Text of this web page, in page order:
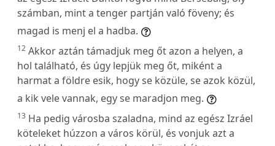
számban, mint a tenger partján való föveny; és
magad is menj el a hadba.
12 Akkor aztán támadjuk meg őt azon a helyen, a
hol található, és úgy lepjük meg őt, miként a
harmat a földre esik, hogy se közüle, se azok közül,
a kik vele vannak, egy se maradjon meg.
13 Ha pedig városba szaladna, mind az egész Izráel
köteleket húzzon a város körül, és vonjuk azt a